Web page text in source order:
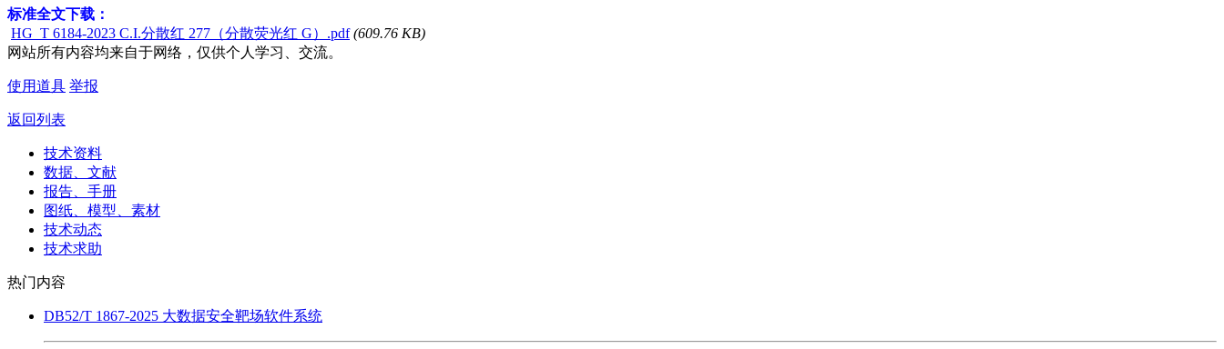
标准全文下载：
HG_T 6184-2023 C.I.分散红 277（分散荧光红 G）.pdf (609.76 KB)
网站所有内容均来自于网络，仅供个人学习、交流。
使用道具 举报
返回列表
技术资料
数据、文献
报告、手册
图纸、模型、素材
技术动态
技术求助
热门内容
DB52/T 1867-2025 大数据安全靶场软件系统